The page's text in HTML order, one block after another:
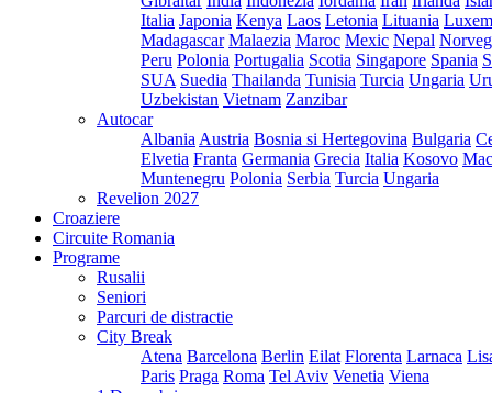
Italia Japonia Kenya Laos Letonia Lituania
Madagascar Malaezia Maroc Mexic Nepal
Peru Polonia Portugalia Scotia Singapore Spania
SUA Suedia Thailanda Tunisia Turcia Ungaria
Uzbekistan Vietnam Zanzibar
Autocar
Albania Austria Bosnia si Hertegovina Bulgaria
Elvetia Franta Germania Grecia Italia Kosovo
Muntenegru Polonia Serbia Turcia Ungaria
Revelion 2027
Croaziere
Circuite Romania
Programe
Rusalii
Seniori
Parcuri de distractie
City Break
Atena Barcelona Berlin Eilat Florenta Larnaca
Paris Praga Roma Tel Aviv Venetia Viena